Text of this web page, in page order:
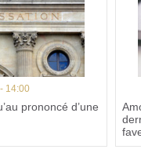
14:00
prononcé d’une